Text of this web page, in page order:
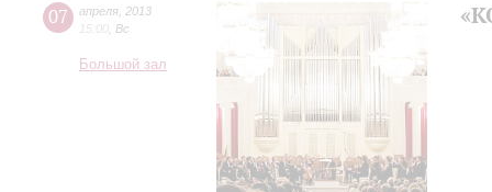
07 апреля 2013
15:00 Вс
Большой зал